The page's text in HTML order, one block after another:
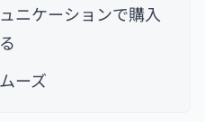
ニケーションで購入
ーズ